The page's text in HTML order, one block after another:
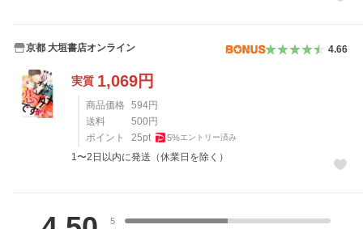
京都 大垣書店オンライン 4.66
実質 1,069円
商品価格 594円
送料
500 円
ポイント
25pt 5%エントリー済み
1〜2日以内に発送（休業日を除く）
5